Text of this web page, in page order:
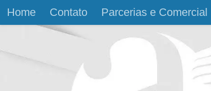
Skip to content
Home Contato Parcerias e Comercial